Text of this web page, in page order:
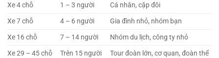
Xe 4 chỗ
1 – 3 người
Cá nhân, cặp đôi
Xe 7 chỗ
4 – 6 người
Gia đình nhỏ, nhóm bạn
Xe 16 chỗ
7 – 14 người
Nhóm du lịch, công ty nhỏ
Xe 29 – 45 chỗ
Trên 15 người Tour đoàn lớn, cơ quan, đoàn thể